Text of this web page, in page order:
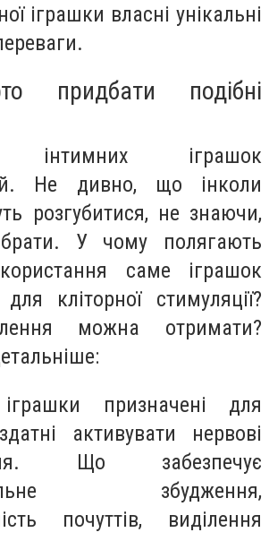
іграшки власні унікальні
придбати подібні
інтимних іграшок
Не дивно, що інколи
розгубитися, не знаючи,
У чому полягають
саме іграшок
кліторної стимуляції?
можна отримати?
призначені для
активувати нервові
Що забезпечує
збудження,
почуттів, виділення